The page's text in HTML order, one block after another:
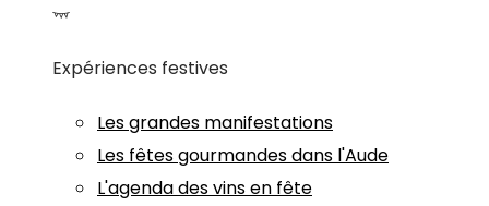
Expériences festives
Les grandes manifestations
Les fêtes gourmandes dans l'Aude
L'agenda des vins en fête